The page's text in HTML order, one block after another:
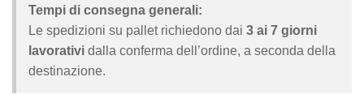
Tempi di consegna generali:
Le spedizioni su pallet richiedono dai 3 ai 7 giorni
lavorativi dalla conferma dell’ordine, a seconda della
destinazione.